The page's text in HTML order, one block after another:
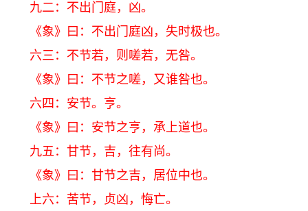
九二：不出门庭，凶。
《象》曰：不出门庭凶，失时极也。
六三：不节若，则嗟若，无咎。
《象》曰：不节之嗟，又谁咎也。
六四：安节。亨。
《象》曰：安节之亨，承上道也。
九五：甘节，吉，往有尚。
《象》曰：甘节之吉，居位中也。
上六：苦节，贞凶，悔亡。